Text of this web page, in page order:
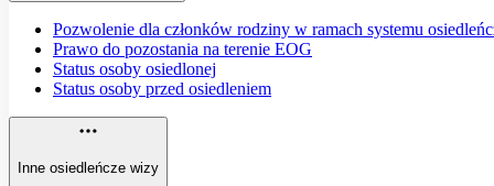
Pozwolenie dla członków rodziny w ramach systemu
Prawo do pozostania na terenie EOG
Status osoby osiedlonej
Status osoby przed osiedleniem
Inne osiedleńcze wizy